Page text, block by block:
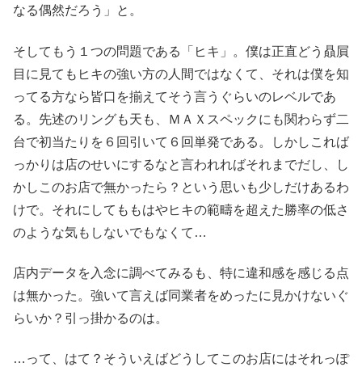
なる偶然だろう」と。
そしてもう１つの問題である「ヒキ」。僕は正直どう贔屓
目に見てもヒキの強い方の人間ではなくて、それは僕を知
ってる方なら皆口を揃えてそう言うぐらいのレベルであ
る。先述のリングも天も、ＭＡＸスペックにも関わらず二
台で初当たりを６回引いて６回単発である。しかしこれば
っかりは店のせいにするなと言われればそれまでだし、し
かしこのお店で無かったら？という思いも少しだけあるわ
けで。それにしてももはやヒキの範疇を超えた勝率の低さ
のような気もしないでもなくて…
店内データを入念に調べてみるも、特に違和感を感じる点
は無かった。強いて言えば同業者をめったに見かけないぐ
らいか？引っ掛かるのは。
…って、はて？そういえばどうしてこのお店にはそれっぽ